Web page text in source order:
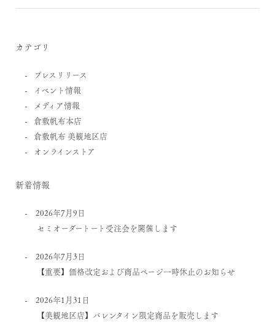
カテゴリ
プレスリリース
イベント情報
メディア情報
倉敷帆布本店
倉敷帆布 美観地区店
オンラインストア
新着情報
2026年7月9日
セミオーダートート受注会を開催します
2026年7月3日
【重要】価格改定および商品ページ一時休止のお知らせ
2026年1月31日
【美観地区店】バレンタイン限定商品を販売します